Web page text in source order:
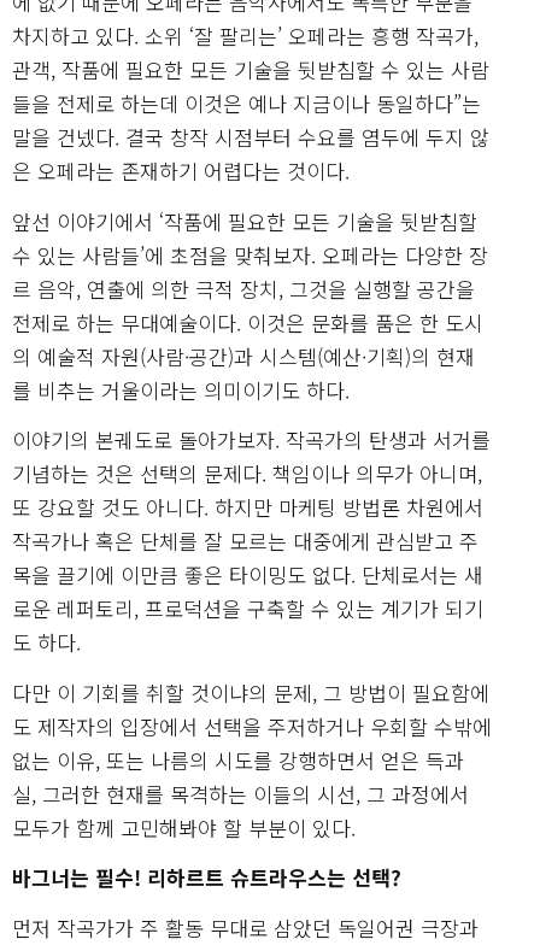
차지하고 있다. 소위 ‘잘 팔리는’ 오페라는 흥행 작곡가,
관객, 작품에 필요한 모든 기술을 뒷받침할 수 있는 사람
들을 전제로 하는데 이것은 예나 지금이나 동일하다”는
말을 건넸다. 결국 창작 시점부터 수요를 염두에 두지 않
은 오페라는 존재하기 어렵다는 것이다.
앞선 이야기에서 ‘작품에 필요한 모든 기술을 뒷받침할
수 있는 사람들’에 초점을 맞춰보자. 오페라는 다양한 장
르 음악, 연출에 의한 극적 장치, 그것을 실행할 공간을
전제로 하는 무대예술이다. 이것은 문화를 품은 한 도시
의 예술적 자원(사람·공간)과 시스템(예산·기획)의 현재
를 비추는 거울이라는 의미이기도 하다.
이야기의 본궤도로 돌아가보자. 작곡가의 탄생과 서거를
기념하는 것은 선택의 문제다. 책임이나 의무가 아니며,
또 강요할 것도 아니다. 하지만 마케팅 방법론 차원에서
작곡가나 혹은 단체를 잘 모르는 대중에게 관심받고 주
목을 끌기에 이만큼 좋은 타이밍도 없다. 단체로서는 새
로운 레퍼토리, 프로덕션을 구축할 수 있는 계기가 되기
도 하다.
다만 이 기회를 취할 것이냐의 문제, 그 방법이 필요함에
도 제작자의 입장에서 선택을 주저하거나 우회할 수밖에
없는 이유, 또는 나름의 시도를 강행하면서 얻은 득과
실, 그러한 현재를 목격하는 이들의 시선, 그 과정에서
모두가 함께 고민해봐야 할 부분이 있다.
바그너는 필수! 리하르트 슈트라우스는 선택?
먼저 작곡가가 주 활동 무대로 삼았던 독일어권 극장과